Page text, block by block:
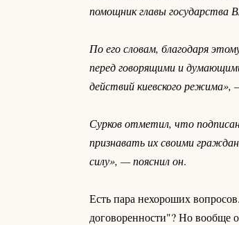
помощник главы государства
По его словам, благодаря
перед говорящими и
действий киевского режима»,
Сурков отметил, что
признавать их своими
силу», — пояснил он.
Есть пара нехороших
договоренности"? Но вообще